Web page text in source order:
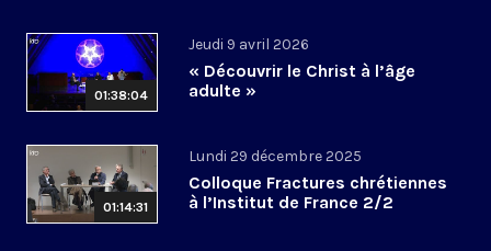
01:38:04
Jeudi 9 avril 2026
« Découvrir le Christ à l’âge
adulte »
01:14:31
Lundi 29 décembre 2025
Colloque Fractures chrétiennes
à l’Institut de France 2/2